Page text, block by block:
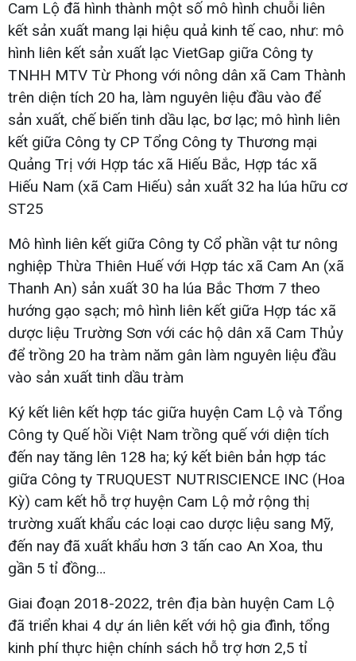
Cam Lộ đã hình thành một số mô hình chuỗi liên
kết sản xuất mang lại hiệu quả kinh tế cao, như: mô
hình liên kết sản xuất lạc VietGap giữa Công ty
TNHH MTV Từ Phong với nông dân xã Cam Thành
trên diện tích 20 ha, làm nguyên liệu đầu vào để
sản xuất, chế biến tinh dầu lạc, bơ lạc; mô hình liên
kết giữa Công ty CP Tổng Công ty Thương mại
Quảng Trị với Hợp tác xã Hiếu Bắc, Hợp tác xã
Hiếu Nam (xã Cam Hiếu) sản xuất 32 ha lúa hữu cơ
ST25
Mô hình liên kết giữa Công ty Cổ phần vật tư nông
nghiệp Thừa Thiên Huế với Hợp tác xã Cam An (xã
Thanh An) sản xuất 30 ha lúa Bắc Thơm 7 theo
hướng gạo sạch; mô hình liên kết giữa Hợp tác xã
dược liệu Trường Sơn với các hộ dân xã Cam Thủy
để trồng 20 ha tràm năm gân làm nguyên liệu đầu
vào sản xuất tinh dầu tràm
Ký kết liên kết hợp tác giữa huyện Cam Lộ và Tổng
Công ty Quế hồi Việt Nam trồng quế với diện tích
đến nay tăng lên 128 ha; ký kết biên bản hợp tác
giữa Công ty TRUQUEST NUTRISCIENCE INC (Hoa
Kỳ) cam kết hỗ trợ huyện Cam Lộ mở rộng thị
trường xuất khẩu các loại cao dược liệu sang Mỹ,
đến nay đã xuất khẩu hơn 3 tấn cao An Xoa, thu
gần 5 tỉ đồng…
Giai đoạn 2018-2022, trên địa bàn huyện Cam Lộ
đã triển khai 4 dự án liên kết với hộ gia đình, tổng
kinh phí thực hiện chính sách hỗ trợ hơn 2,5 tỉ